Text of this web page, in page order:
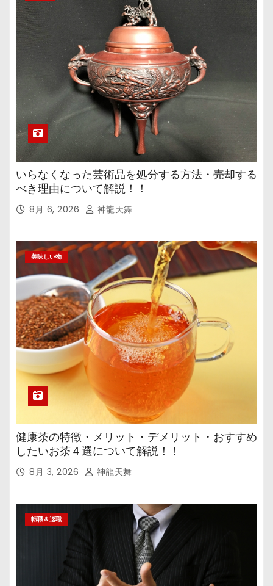
いらなくなった芸術品を処分する方法・売却する
べき理由について解説！！
8月 6, 2026 神龍天舞
美味しい物
健康茶の特徴・メリット・デメリット・おすすめ
したいお茶４選について解説！！
8月 3, 2026 神龍天舞
転職＆退職